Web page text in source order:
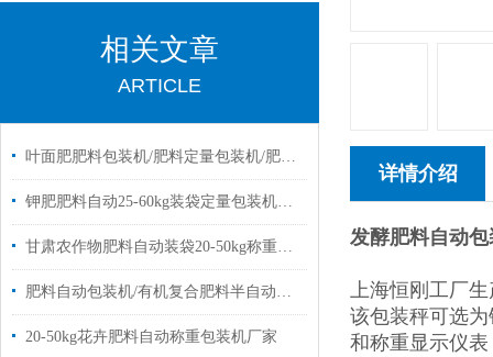
相关文章
ARTICLE
叶面肥肥料包装机/肥料定量包装机/肥料称重包装机
钾肥肥料自动25-60kg装袋定量包装机简单操作
甘肃农作物肥料自动装袋20-50kg称重电子包装机厂家定制
肥料自动包装机/有机复合肥料半自动包装机厂家
20-50kg花卉肥料自动称重包装机厂家
详情介绍
发酵肥料自动
上海恒刚工厂
该包装秤可选
和称重显示仪